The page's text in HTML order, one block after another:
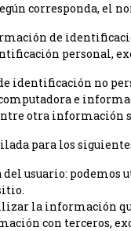
corresponda,
de
personal,
identificación no
e
otra información
para los
usuario: podemos
la información
con terceros,